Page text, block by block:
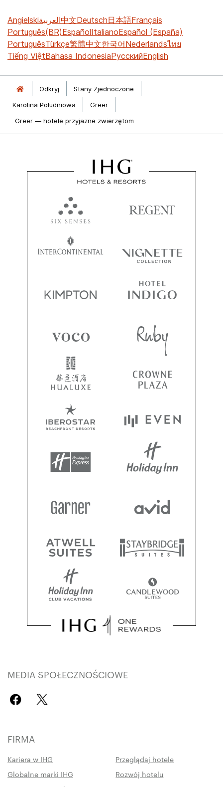
Angielskiالعربية中文Deutsch日本語Français
Português(BR)EspañolItalianoEspañol (España)
PortuguêsTürkçe繁體中文한국어Nederlandsไทย
Tiếng ViệtBahasa IndonesiaРусскийEnglish
Odkryj
Stany Zjednoczone
Karolina Południowa
Greer
Greer — hotele przyjazne zwierzętom
MEDIA SPOŁECZNOŚCIOWE
FIRMA
Kariera w IHG
Przeglądaj hotele
Globalne marki IHG
Rozwój hotelu